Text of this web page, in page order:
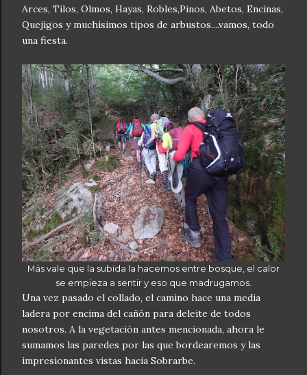
Arces, Tilos, Olmos, Hayas, Robles,Pinos, Abetos, Encinas,
Quejigos y muchísimos tipos de arbustos....vamos, todo
una fiesta.
Más vale que la subida la hacemos entre bosque, el calor
se empieza a sentir y eso que madrugamos.
Una vez pasado el collado, el camino hace una media
ladera por encima del cañón para deleite de todos
nosotros. A la vegetación antes mencionada, ahora le
sumamos las paredes por las que bordearemos y las
impresionantes vistas hacia Sobrarbe.